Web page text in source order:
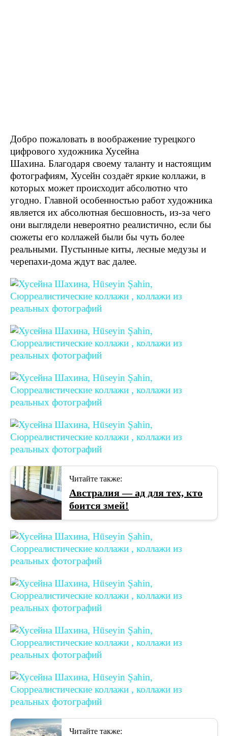
Добро пожаловать в воображение турецкого
цифрового художника Хусейна
Шахина. Благодаря своему таланту и настоящим
фотографиям, Хусейн создаёт яркие коллажи, в
которых может происходит абсолютно что
угодно. Главной особенностью работ художника
является их абсолютная бесшовность, из-за чего
они выглядели невероятно реалистично, если бы
сюжеты его коллажей были бы чуть более
реальными. Пустынные киты, лесные медузы и
черепахи-дома ждут вас далее.
Читайте также:
Австралия — ад для тех, кто
боится змей!
Читайте также: